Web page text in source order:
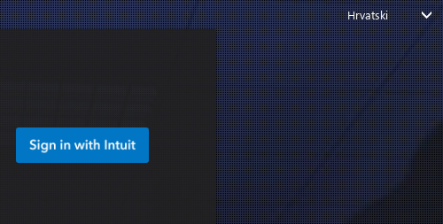
Hrvatski